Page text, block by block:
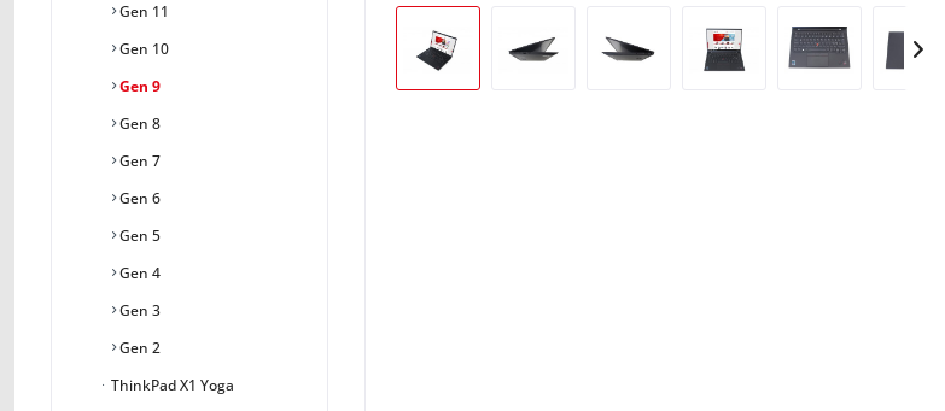
Gen 11
Gen 10
Gen 9
Gen 8
Gen 7
Gen 6
Gen 5
Gen 4
Gen 3
Gen 2
ThinkPad X1 Yoga